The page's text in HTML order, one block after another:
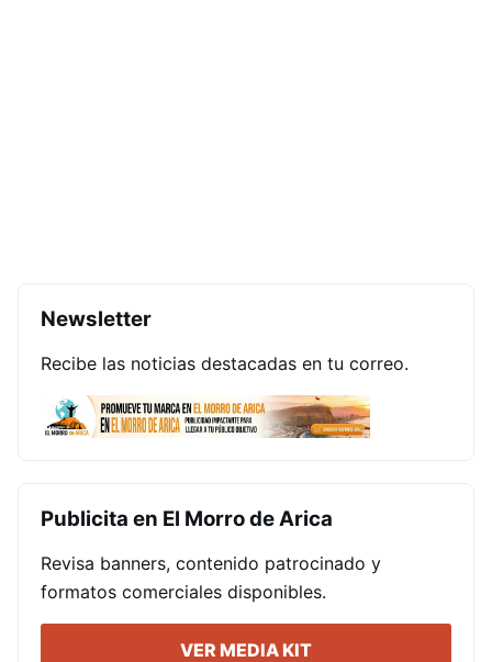
Newsletter
Recibe las noticias destacadas en tu correo.
Publicita en El Morro de Arica
Revisa banners, contenido patrocinado y
formatos comerciales disponibles.
VER MEDIA KIT